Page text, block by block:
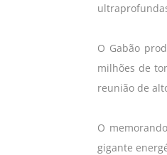
O Gabão
milhões de
reunião de
O
gigante